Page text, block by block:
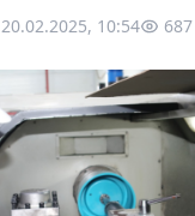
20.02.2025, 10:54 687